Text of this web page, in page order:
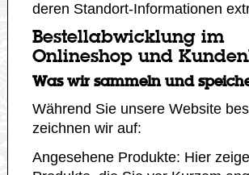
deren Standort-Informationen
Bestellabwicklung im
Onlineshop und
Was wir sammeln und
Während Sie unsere Website
zeichnen wir auf:
Angesehene Produkte: Hier